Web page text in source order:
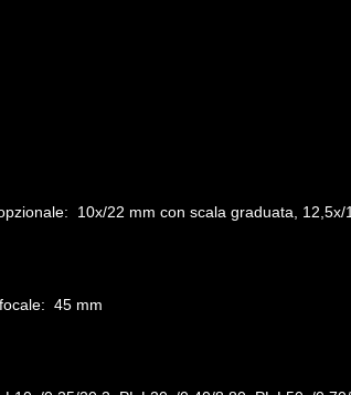
10x/22 mm con scala graduata, 12,5x/
45 mm